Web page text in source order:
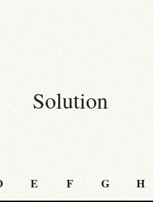
Solution
E F G H